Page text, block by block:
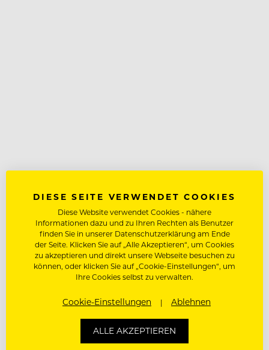
DIESE SEITE VERWENDET COOKIES
Diese Website verwendet Cookies - nähere
Informationen dazu und zu Ihren Rechten als Benutzer
finden Sie in unserer Datenschutzerklärung am Ende
der Seite. Klicken Sie auf „Alle Akzeptieren“, um Cookies
zu akzeptieren und direkt unsere Webseite besuchen zu
können, oder klicken Sie auf „Cookie-Einstellungen“, um
Ihre Cookies selbst zu verwalten.
Cookie-Einstellungen Ablehnen
ALLE AKZEPTIEREN